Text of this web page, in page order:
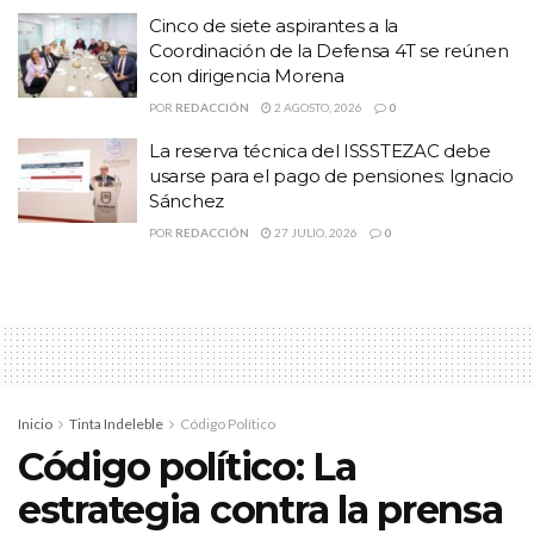
desacuerdo en la revocación de
mandato ya que la convirtieron en
una ratificación y en un medio de
división y de confusión para la
sociedad”, dijo entrevista con Efe,
Diana, integrante de la
causa justa, ue promovió la
protesta.
“Convocamos a dejar urnas vacías,
yo no voy el 10 (de abril) lo dejo
Cinco de siete aspirantes a la
Coordinación de la Defensa 4T se reúnen
con dirigencia Morena
POR REDACCIÓN 2 AGOSTO, 2026 0
La reserva técnica del ISSSTEZAC debe
usarse para el pago de pensiones: Ignacio
Sánchez
POR REDACCIÓN 27 JULIO, 2026 0
Inicio Tinta Indeleble Código Político
Código político: La
estrategia contra la prensa